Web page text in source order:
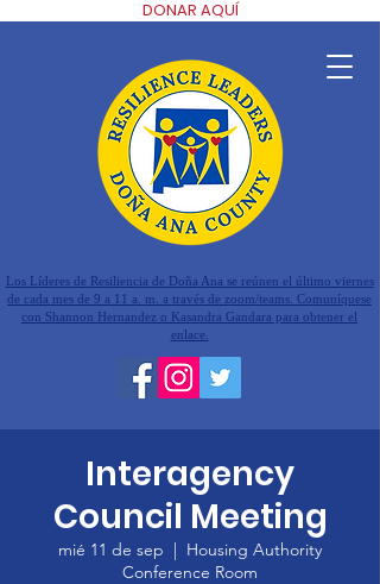
Los Líderes de Resiliencia de Doña Ana se reúnen el último viernes
de cada mes de 9 a 11 a. m. a través de zoom/teams. Comuníquese
con Shannon Hernandez o Kasandra Gandara para obtener el
enlace.
DONAR AQUÍ
Interagency
Council Meeting
mié 11 de sep
  |
Housing Authority
Conference Room